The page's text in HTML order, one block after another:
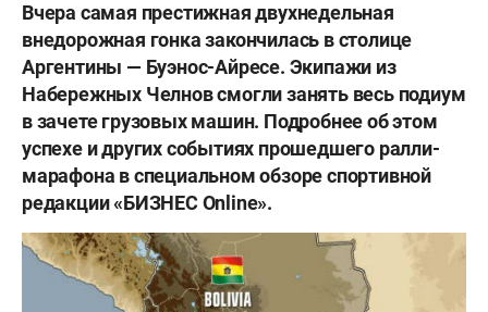
Вчера самая престижная двухнедельная
внедорожная гонка закончилась в столице
Аргентины — Буэнос-Айресе. Экипажи из
Набережных Челнов смогли занять весь подиум
в зачете грузовых машин. Подробнее об этом
успехе и других событиях прошедшего ралли-
марафона в специальном обзоре спортивной
редакции «БИЗНЕС Online».